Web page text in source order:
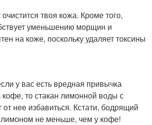
твоя кожа. Кроме того,
уменьшению морщин и
на коже, поскольку удаляет токсины
у вас есть вредная привычка
кофе, то стакан лимонной воды с
нее избавиться. Кстати, бодрящий
не меньше, чем у кофе!